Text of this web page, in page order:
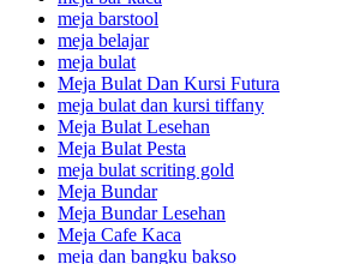
meja barstool
meja belajar
meja bulat
Meja Bulat Dan Kursi Futura
meja bulat dan kursi tiffany
Meja Bulat Lesehan
Meja Bulat Pesta
meja bulat scriting gold
Meja Bundar
Meja Bundar Lesehan
Meja Cafe Kaca
meja dan bangku bakso